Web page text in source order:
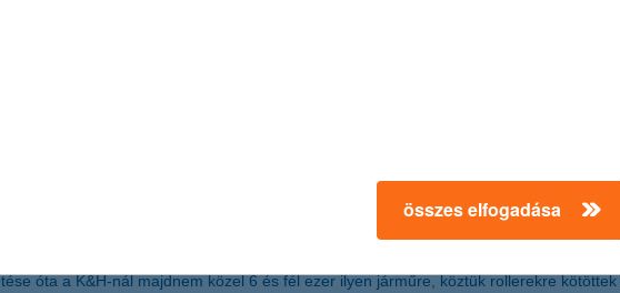
óta a K&H-nál majdnem közel 6 és fél ezer ilyen járműre, köztük rollerekre
összes elfogadása